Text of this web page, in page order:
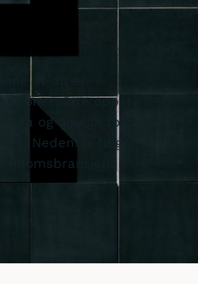
at du er
som måtte oppstå
og omega for
Nedenfor følger